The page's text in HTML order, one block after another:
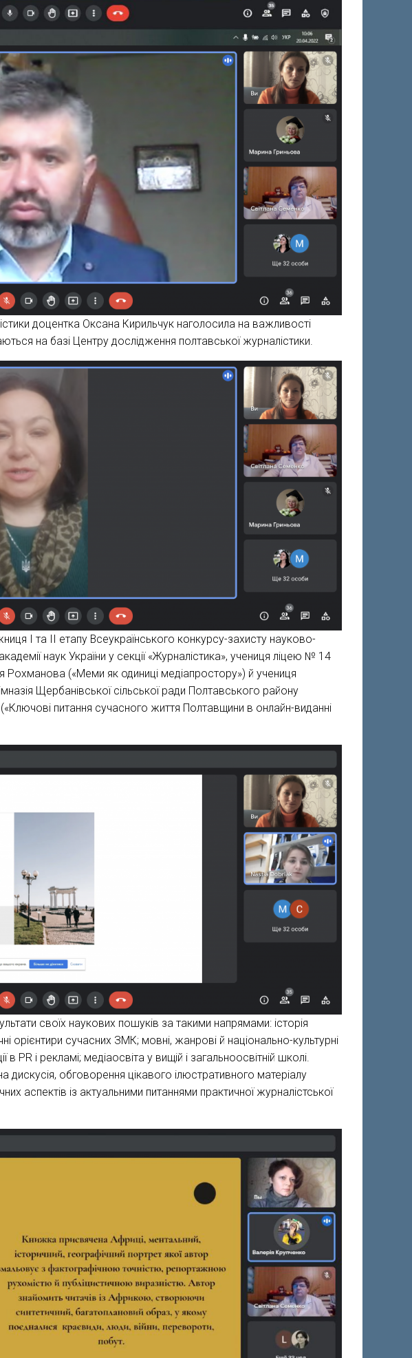
доцентка Оксана Кирильчук наголосила на важливості
на базі Центру дослідження полтавської журналістики.
І та ІІ етапу Всеукраїнського конкурсу-захисту науково-
наук України у секції «Журналістика», учениця ліцею № 14
Рохманова («Меми як одиниці медіапростору») й учениця
Щербанівської сільської ради Полтавського району
питання сучасного життя Полтавщини в онлайн-виданні
своїх наукових пошуків за такими напрямами: історія
орієнтири сучасних ЗМК; мовні, жанрові й національно-культурні
в PR і рекламі; медіаосвіта у вищій і загальноосвітній школі.
дискусія, обговорення цікавого ілюстративного матеріалу
аспектів із актуальними питаннями практичної журналістської